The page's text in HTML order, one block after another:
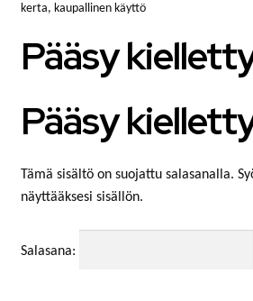
TAPAHTUMAT
KUNTOSALI
KANSALAISOPISTO
MATKAMUISTOT
VUOKRATTAVAT TILAT JA
kerta, kaupallinen käyttö
Pääsy
Pääsy
Tämä sisältö on suojattu salasanalla.
näyttääksesi sisällön.
Salasana: